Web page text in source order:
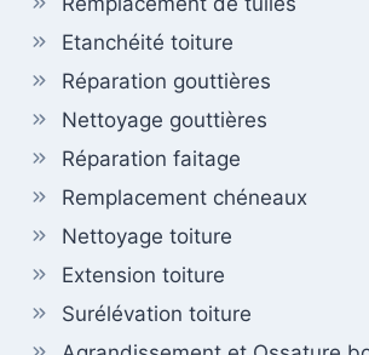
Etanchéité toiture
Réparation gouttières
Nettoyage gouttières
Réparation faitage
Remplacement chéneaux
Nettoyage toiture
Extension toiture
Surélévation toiture